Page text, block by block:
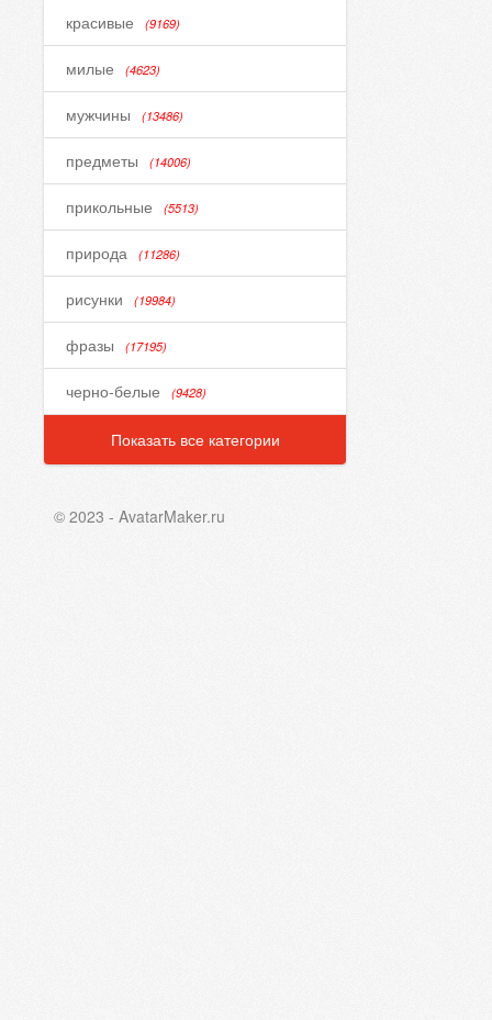
красивые (9169)
милые (4623)
мужчины (13486)
предметы (14006)
прикольные (5513)
природа (11286)
рисунки (19984)
фразы (17195)
черно-белые (9428)
Показать все категории
© 2023 - AvatarMaker.ru